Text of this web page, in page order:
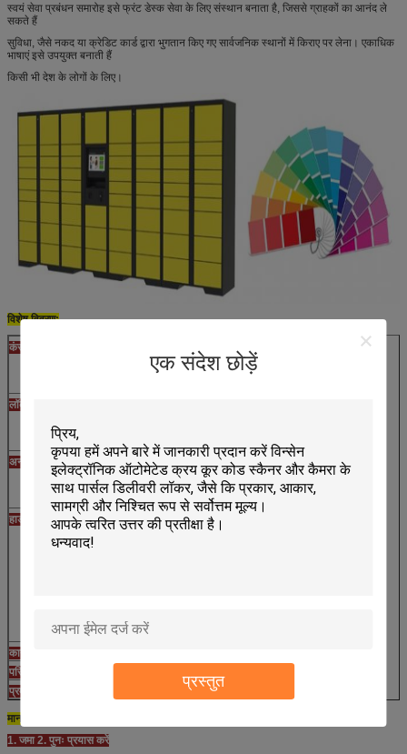
एक संदेश छोड़ें
प्रस्तुत
स्वयं सेवा प्रबंधन समारोह इसे फ्रंट डेस्क सेवा के लिए संस्थान बनाता है, जिससे ग्राहकों का आनंद ले
सकते हैं
सुविधा, जैसे नकद या क्रेडिट कार्ड द्वारा भुगतान किए गए सार्वजनिक स्थानों में किराए पर लेना। एकाधिक
भाषाएं इसे उपयुक्त बनाती हैं
किसी भी देश के लोगों के लिए।
विशेष विवरण:
कंसोल
औद्योगिक पीसी, स्थिर प्रदर्शन
15 इंच टच स्क्रीन
लॉकर मॉड्यूल
विभिन्न दरवाजे की मात्रा उपलब्ध है
अन्य एक्सेस विकल्प
बारकोड
सदस्य कार्ड
आरएफआईडी मोड़
हार्डवेयर विकल्प
सिक्का स्वीकार्य
छत
कार्यरत वोल्टेज
परिचालन तापमान
प्रमाणपत्र
मानक इलेक्ट्रॉनिक लॉकर कार्य प्रवाह:
1. जमा 2. पुनः प्रयास करें